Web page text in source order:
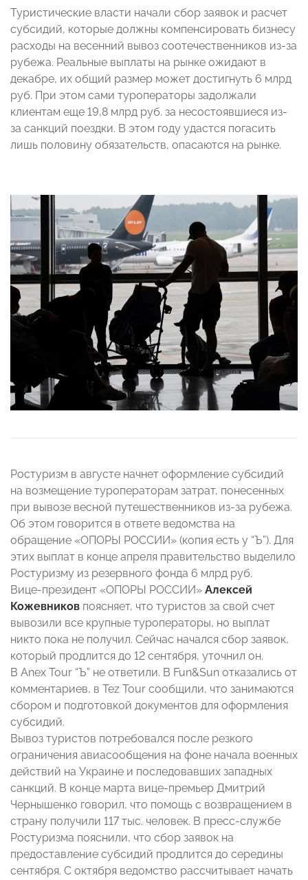
Туристические власти начали сбор заявок и расчет
субсидий, которые должны компенсировать бизнесу
расходы на весенний вывоз соотечественников из-за
рубежа. Реальные выплаты на рынке ожидают в
декабре, их общий размер может достигнуть 6 млрд
руб. При этом сами туроператоры задолжали
клиентам еще 19,8 млрд руб. за несостоявшиеся из-
за санкций поездки. В этом году удастся погасить
лишь половину обязательств, опасаются на рынке.
Ростуризм в августе начнет оформление субсидий
на возмещение туроператорам затрат, понесенных
при вывозе весной путешественников из-за рубежа.
Об этом говорится в ответе ведомства на
обращение «ОПОРЫ РОССИИ» (копия есть у “Ъ”). Для
этих выплат в конце апреля правительство выделило
Ростуризму из резервного фонда 6 млрд руб.
Вице-президент «ОПОРЫ РОССИИ» Алексей
Кожевников поясняет, что туристов за свой счет
вывозили все крупные туроператоры, но выплат
никто пока не получил. Сейчас начался сбор заявок,
который продлится до 12 сентября, уточнил он.
В Anex Tour “Ъ” не ответили. В Fun&Sun отказались от
комментариев, в Tez Tour сообщили, что занимаются
сбором и подготовкой документов для оформления
субсидий.
Вывоз туристов потребовался после резкого
ограничения авиасообщения на фоне начала военных
действий на Украине и последовавших западных
санкций. В конце марта вице-премьер Дмитрий
Чернышенко говорил, что помощь с возвращением в
страну получили 117 тыс. человек. В пресс-службе
Ростуризма пояснили, что сбор заявок на
предоставление субсидий продлится до середины
сентября. С октября ведомство рассчитывает начать